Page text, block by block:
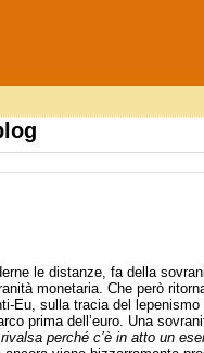
le distanze, fa della
monetaria. Che però
Eu, sulla tracia del
prima dell’euro. Una
perché c’è in atto un